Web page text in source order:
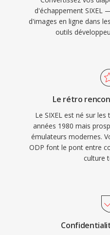
d'échappement SIXEL
d'images en ligne dans
outils
Le rétro
Le SIXEL est né sur
années 1980 mais
émulateurs modernes.
ODP font le pont entre
culture